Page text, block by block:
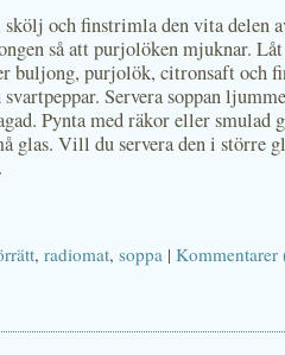
och finstrimla den vita delen
så att purjolöken mjuknar.
buljong, purjolök, citronsaft och
svartpeppar. Servera soppan
Pynta med räkor eller smulad
glas. Vill du servera den i större
, radiomat, soppa | Kommentarer